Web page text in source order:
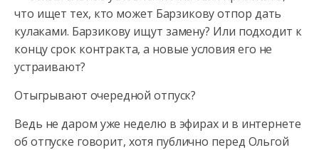
что ищет тех, кто может Барзикову отпор дать
кулаками. Барзикову ищут замену? Или подходит к
концу срок контракта, а новые условия его не
устраивают?
Отыгрывают очередной отпуск?
Ведь не даром уже неделю в эфирах и в интернете
об отпуске говорит, хотя публично перед Ольгой